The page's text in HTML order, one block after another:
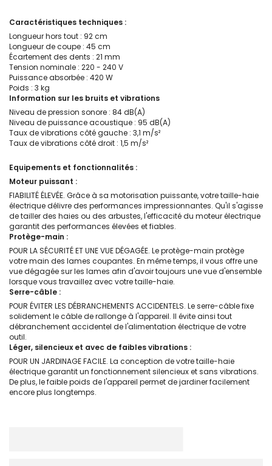
Caractéristiques techniques :
Longueur hors tout : 92 cm
Longueur de coupe : 45 cm
Écartement des dents : 21 mm
Tension nominale : 220 - 240 V
Puissance absorbée : 420 W
Poids : 3 kg
Information sur les bruits et vibrations
Niveau de pression sonore : 84 dB(A)
Niveau de puissance acoustique : 95 dB(A)
Taux de vibrations côté gauche : 3,1 m/s²
Taux de vibrations côté droit : 1,5 m/s²
Equipements et fonctionnalités :
Moteur puissant :
FIABILITÉ ÉLEVÉE. Grâce à sa motorisation puissante, votre taille-haie
électrique délivre des performances impressionnantes. Qu'il s'agisse
de tailler des haies ou des arbustes, l'efficacité du moteur électrique
garantit des performances élevées et fiables.
Protège-main :
POUR LA SÉCURITÉ ET UNE VUE DÉGAGÉE. Le protège-main protège
votre main des lames coupantes. En même temps, il vous offre une
vue dégagée sur les lames afin d'avoir toujours une vue d'ensemble
lorsque vous travaillez avec votre taille-haie.
Serre-câble :
POUR ÉVITER LES DÉBRANCHEMENTS ACCIDENTELS. Le serre-câble fixe
solidement le câble de rallonge à l'appareil. Il évite ainsi tout
débranchement accidentel de l'alimentation électrique de votre
outil.
Léger, silencieux et avec de faibles vibrations :
POUR UN JARDINAGE FACILE. La conception de votre taille-haie
électrique garantit un fonctionnement silencieux et sans vibrations.
De plus, le faible poids de l'appareil permet de jardiner facilement
encore plus longtemps.